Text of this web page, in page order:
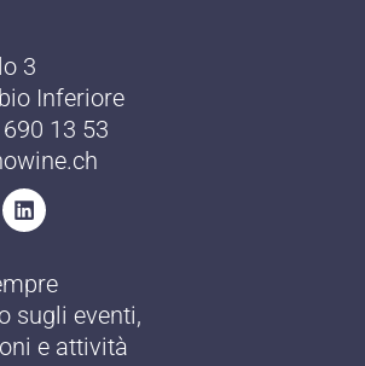
3
Inferiore
13 53
sugli eventi,
e attività